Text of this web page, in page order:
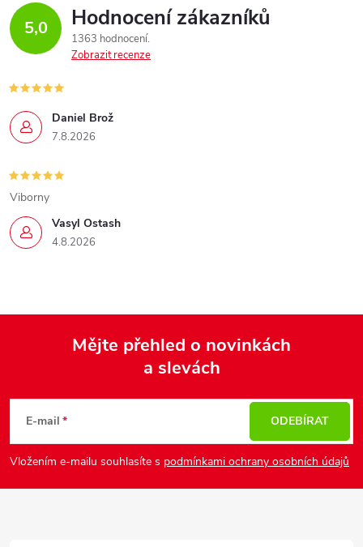
5,0 Hodnocení zákazníků
1363 hodnocení
Zobrazit recenze
Daniel Brož
7.8.2026
Vasyl Ostash
4.8.2026
Viborny
Mějte přehled o novinkách
a slevách
E-mail
Vložením e-mailu souhlasíte s podmínkami ochrany osobních údajů
ODEBÍRAT